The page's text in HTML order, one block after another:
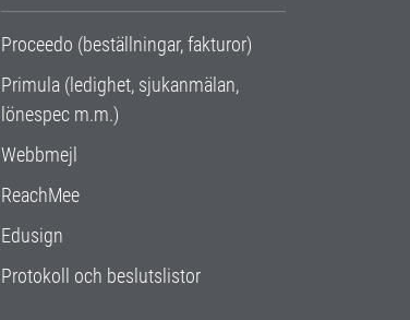
Proceedo (beställningar, fakturor)
Primula (ledighet, sjukanmälan,
lönespec m.m.)
Webbmejl
ReachMee
Edusign
Protokoll och beslutslistor